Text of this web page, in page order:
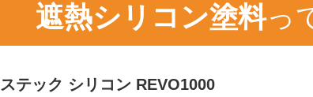
遮熱シリコン塗料っ
テック シリコン REVO1000